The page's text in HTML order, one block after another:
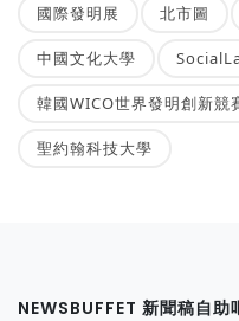
國際發明展 北市圖
中國文化大學
韓國WICO世界發明創新競
聖約翰科技大學
NEWSBUFFET 新聞稿自助